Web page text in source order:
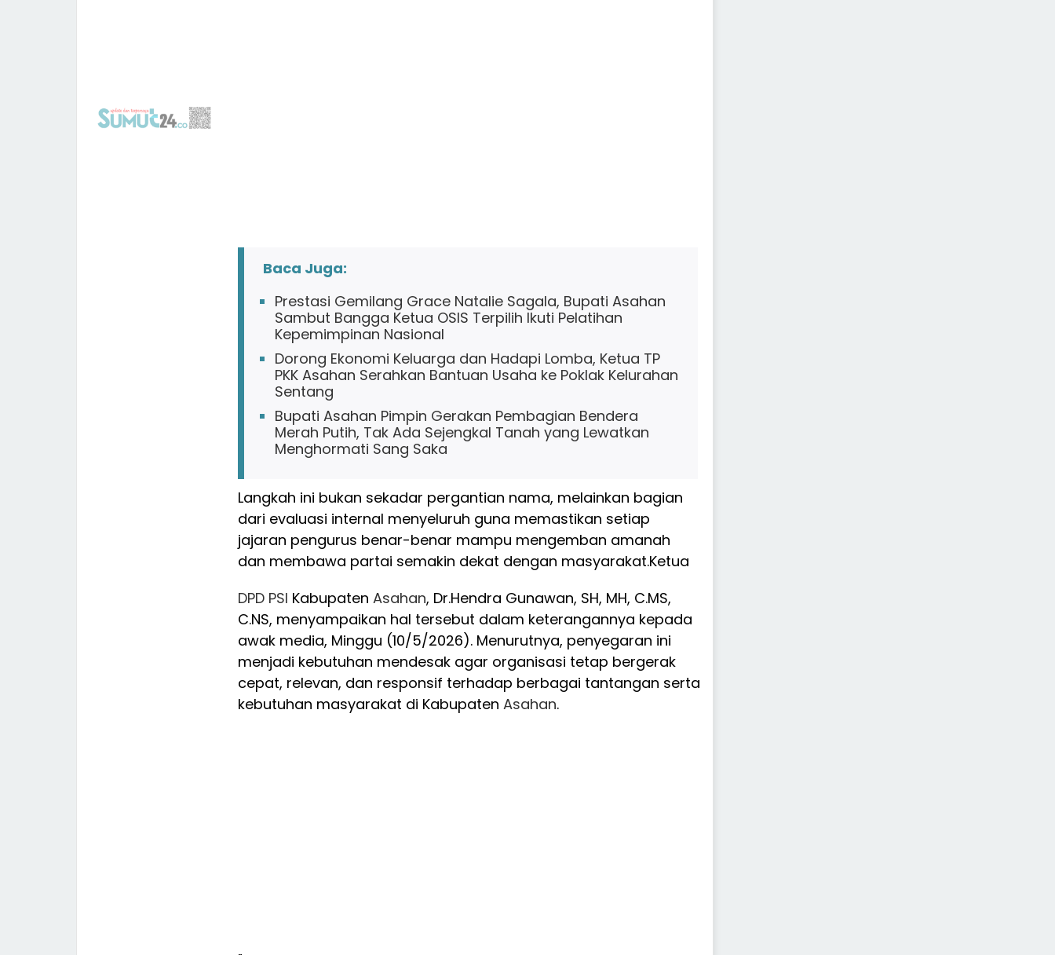
Baca Juga:
Prestasi Gemilang Grace Natalie Sagala, Bupati Asahan
Sambut Bangga Ketua OSIS Terpilih Ikuti Pelatihan
Kepemimpinan Nasional
Dorong Ekonomi Keluarga dan Hadapi Lomba, Ketua TP
PKK Asahan Serahkan Bantuan Usaha ke Poklak Kelurahan
Sentang
Bupati Asahan Pimpin Gerakan Pembagian Bendera
Merah Putih, Tak Ada Sejengkal Tanah yang Lewatkan
Menghormati Sang Saka
Langkah ini bukan sekadar pergantian nama, melainkan bagian
dari evaluasi internal menyeluruh guna memastikan setiap
jajaran pengurus benar-benar mampu mengemban amanah
dan membawa partai semakin dekat dengan masyarakat.Ketua
DPD PSI Kabupaten Asahan, Dr.Hendra Gunawan, SH, MH, C.MS,
C.NS, menyampaikan hal tersebut dalam keterangannya kepada
awak media, Minggu (10/5/2026). Menurutnya, penyegaran ini
menjadi kebutuhan mendesak agar organisasi tetap bergerak
cepat, relevan, dan responsif terhadap berbagai tantangan serta
kebutuhan masyarakat di Kabupaten Asahan.